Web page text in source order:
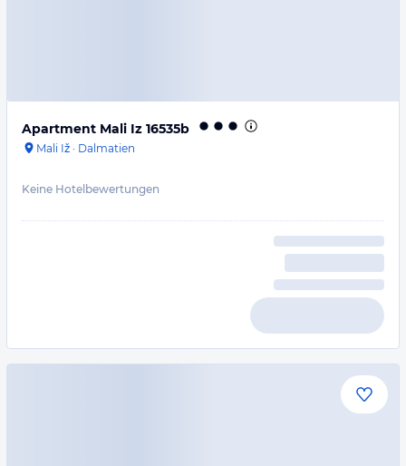
Apartment Mali Iz 16535b
Mali Iž · Dalmatien
Keine Hotelbewertungen